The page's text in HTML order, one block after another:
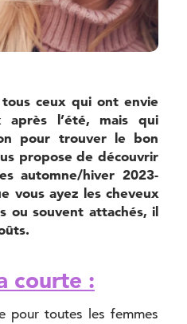
ceux qui ont envie
l’été, mais qui
pour trouver le bon
propose de découvrir
automne/hiver 2023-
vous ayez les cheveux
ou souvent attachés, il
courte :
pour toutes les femmes